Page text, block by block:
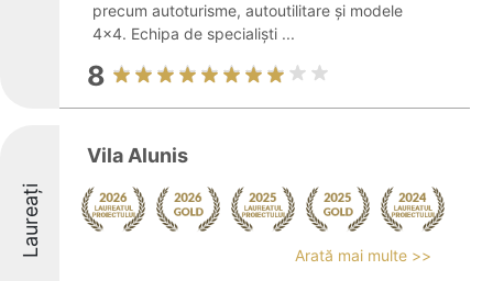
precum autoturisme, autoutilitare și modele
4x4. Echipa de specialiști ...
8
Laureați
Vila Alunis
Arată mai multe >>